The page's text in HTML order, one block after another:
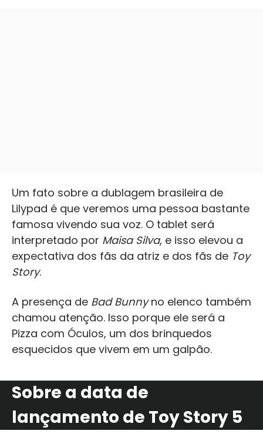
Um fato sobre a dublagem brasileira de
Lilypad é que veremos uma pessoa bastante
famosa vivendo sua voz. O tablet será
interpretado por Maisa Silva, e isso elevou a
expectativa dos fãs da atriz e dos fãs de Toy
Story.
A presença de Bad Bunnyno elenco também
chamou atenção. Isso porque ele será a
Pizza com Óculos, um dos brinquedos
esquecidos que vivem em um galpão.
Sobre a data de
lançamento de Toy Story 5